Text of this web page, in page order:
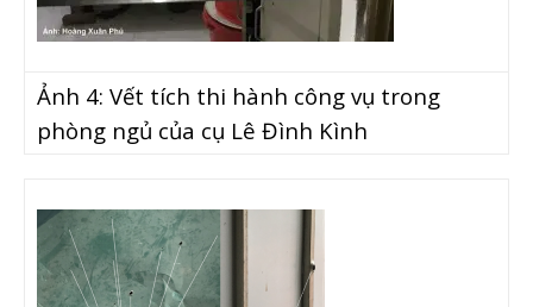
Ảnh 4: Vết tích thi hành công vụ trong
phòng ngủ của cụ Lê Đình Kình